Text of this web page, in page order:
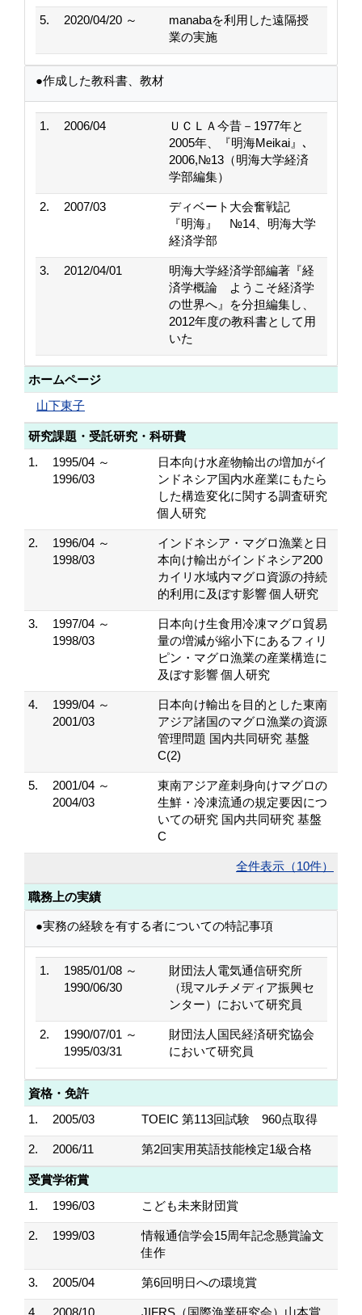
5. 2020/04/20 ～
manabaを利用した遠隔授
業の実施
●作成した教科書、教材
1. 2006/04
ＵＣＬＡ今昔－1977年と
2005年、『明海Meikai』､
2006,№13（明海大学経済
学部編集）
2. 2007/03
ディベート大会奮戦記
『明海』 №14、明海大学
経済学部
3. 2012/04/01
明海大学経済学部編著『経
済学概論 ようこそ経済学
の世界へ』を分担編集し、
2012年度の教科書として用
いた
ホームページ
山下東子
研究課題・受託研究・科研費
1.
1995/04 ～
1996/03
日本向け水産物輸出の増加がイ
ンドネシア国内水産業にもたら
した構造変化に関する調査研究
個人研究
2.
1996/04 ～
1998/03
インドネシア・マグロ漁業と日
本向け輸出がインドネシア200
カイリ水域内マグロ資源の持続
的利用に及ぼす影響 個人研究
3.
1997/04 ～
1998/03
日本向け生食用冷凍マグロ貿易
量の増減が縮小下にあるフィリ
ピン・マグロ漁業の産業構造に
及ぼす影響 個人研究
4.
1999/04 ～
2001/03
日本向け輸出を目的とした東南
アジア諸国のマグロ漁業の資源
管理問題 国内共同研究 基盤
C(2)
5.
2001/04 ～
2004/03
東南アジア産刺身向けマグロの
生鮮・冷凍流通の規定要因につ
いての研究 国内共同研究 基盤
C
全件表示（10件）
職務上の実績
●実務の経験を有する者についての特記事項
1.
1985/01/08 ～
1990/06/30
財団法人電気通信研究所
（現マルチメディア振興セ
ンター）において研究員
2.
1990/07/01 ～
1995/03/31
財団法人国民経済研究協会
において研究員
資格・免許
1.
2005/03 TOEIC 第113回試験 960点取得
2. 2006/11 第2回実用英語技能検定1級合格
受賞学術賞
1.
1996/03 こども未来財団賞
2. 1999/03
情報通信学会15周年記念懸賞論文
佳作
3. 2005/04 第6回明日への環境賞
4. 2008/10 JIFRS（国際漁業研究会）山本賞